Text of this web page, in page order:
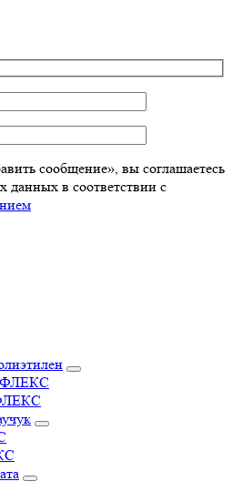
сообщение», вы соглашаетесь
данных в соответствии с